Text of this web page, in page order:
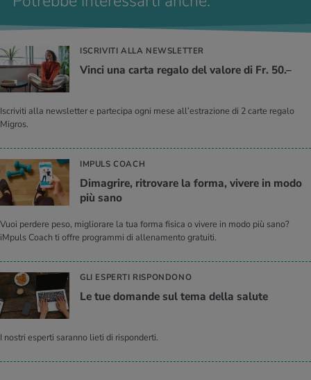
ISCRIVITI ALLA NEWSLETTER
Vinci una carta re­ga­lo del va­lo­re di Fr. 50.–
Iscriviti alla newsletter e partecipa ogni mese all’estrazione di 2 carte regalo
Migros.
IMPULS COACH
Di­ma­gri­re, ri­tro­va­re la forma, vi­ve­re in modo
più sano
Vuoi perdere peso, migliorare la tua forma fisica o vivere in modo più sano?
iMpuls Coach ti offre programmi di allenamento gratuiti.
GLI ESPERTI RISPONDONO
Le tue do­man­de sul tema della sa­lu­te
I nostri esperti saranno lieti di risponderti.